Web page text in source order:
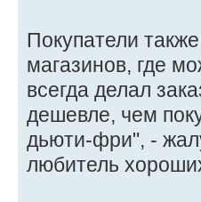
Покупатели
магазинов, где
всегда делал
дешевле, чем
дьюти-фри", -
любитель